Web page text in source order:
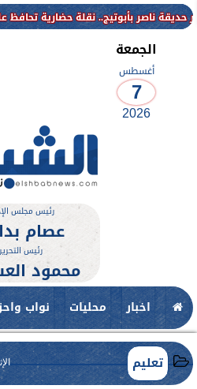
الجمعة
أغسطس
7
2026
رئيس مجلس
عصام
رئيس
محمود
اخبار محليات نواب
تعليم